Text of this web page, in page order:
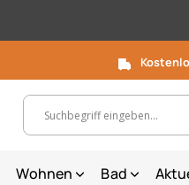
Artikelnummer ...
Wohnen Bad